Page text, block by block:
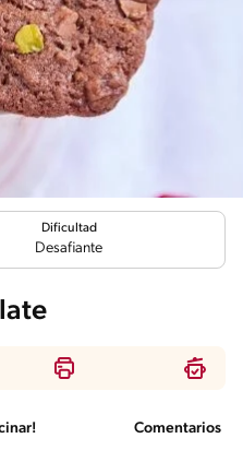
Dificultad
Desafiante
Comentarios